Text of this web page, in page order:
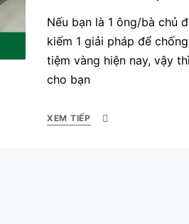
Nếu bạn là 1 ông/bà chủ
kiếm 1 giải pháp để
tiệm vàng hiện nay, vậy
cho bạn
XEM TIẾP